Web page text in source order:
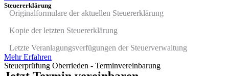
Steuererklärung
Originalformulare der aktuellen Steuererklärung
Kopie der letzten Steuererklärung
Letzte Veranlagungsverfügungen der Steuerverwaltung
Mehr Erfahren
Steuerprüfung Oberrieden - Terminvereinbarung